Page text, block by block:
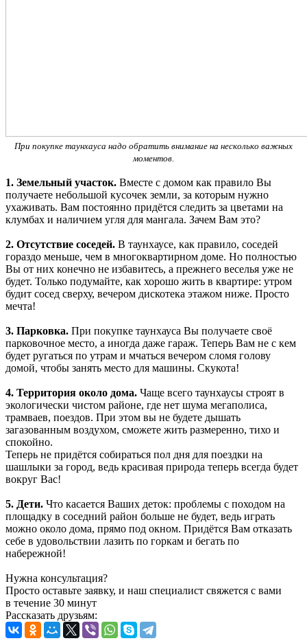
При покупке таунхауса надо обратить внимание на несколько важных
моментов.
1. Земельный участок. Вместе с домом как правило Вы
получаете небольшой кусочек земли, за которым нужно
ухаживать. Вам постоянно придётся следить за цветами на
клумбах и наличием угля для мангала. Зачем Вам это?
2. Отсутствие соседей. В таунхаусе, как правило, соседей
гораздо меньше, чем в многоквартирном доме. Но полностью
Вы от них конечно не избавитесь, а прежнего веселья уже не
будет. Только подумайте, как хорошо жить в квартире: утром
будит сосед сверху, вечером дискотека этажом ниже. Просто
мечта!
3. Парковка. При покупке таунхауса Вы получаете своё
парковочное место, а иногда даже гараж. Теперь Вам не с кем
будет ругаться по утрам и мчаться вечером сломя голову
домой, чтобы занять место для машины. Скукота!
4. Территория около дома. Чаще всего таунхаусы строят в
экологически чистом районе, где нет шума мегаполиса,
трамваев, поездов. При этом вы не будете дышать
загазованным воздухом, сможете жить размеренно, тихо и
спокойно.
Теперь не придётся собираться пол дня для поездки на
шашлыки за город, ведь красивая природа теперь всегда будет
вокруг Вас!
5. Дети. Что касается Ваших деток: проблемы с походом на
площадку в соседний район больше не будет, ведь играть
можно около дома, прямо под окном. Придётся Вам отказать
себе в удовольствии лазить по горкам и бегать по
набережной!
Нужна консультация?
Просто оставьте заявку, и наш специалист свяжется с вами
в течение 30 минут
Рассказать друзьям: